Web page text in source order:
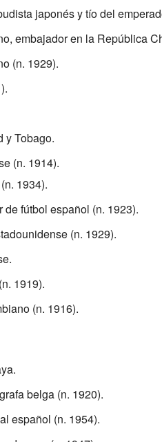
japonés y tío del
embajador en la República
(n. 1929).
y Tobago.
(n. 1914).
1934).
fútbol español (n. 1923).
(n. 1929).
1919).
(n. 1916).
belga (n. 1920).
español (n. 1954).